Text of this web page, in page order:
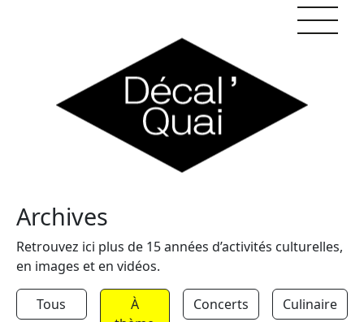
Archives
Retrouvez ici plus de 15 années d’activités culturelles,
en images et en vidéos.
Tous
À
Concerts Culinaire